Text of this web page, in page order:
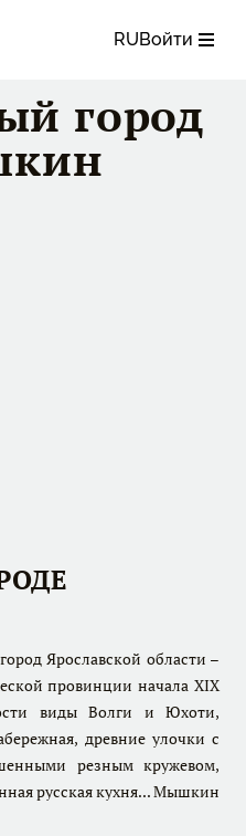
RUВойти
город
Ярославской области –
провинции начала XIX
виды Волги и Юхоти,
древние улочки с
резным кружевом,
русская кухня... Мышкин